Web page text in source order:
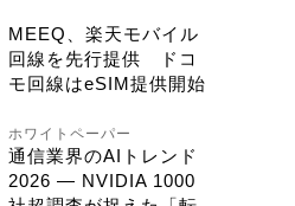
MEEQ、楽天モバイル
回線を先行提供 ドコ
モ回線はeSIM提供開始
ホワイトペーパー
通信業界のAIトレンド
2026 ― NVIDIA 1000